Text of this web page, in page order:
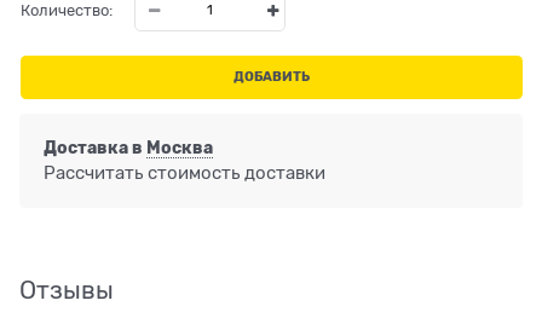
Количество:
ДОБАВИТЬ
Доставка в Москва
Рассчитать стоимость доставки
Отзывы